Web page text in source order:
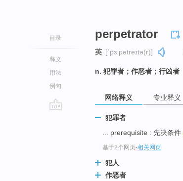
目录
释义
用法
例句
perpetrator
英 [ˈpɜːpətreɪtə(r)]
n. 犯罪者；作恶者；行凶者
网络释义 专业释义
犯罪者
... prerequisite : 先决条件
基于2个网页-相关网页
犯人
作恶者